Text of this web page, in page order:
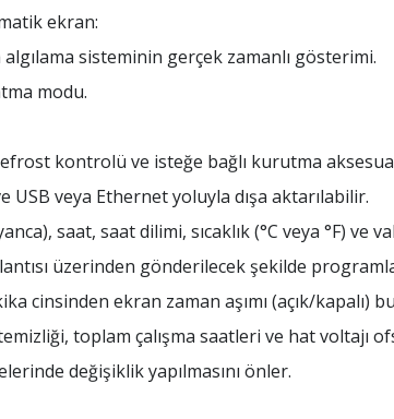
ekran:
sisteminin gerçek zamanlı gösterimi.
modu.
kontrolü ve isteğe bağlı kurutma
veya Ethernet yoluyla dışa aktarılabilir.
saat, saat dilimi, sıcaklık (°C veya °F)
üzerinden gönderilecek şekilde
cinsinden ekran zaman aşımı (açık/kapalı)
toplam çalışma saatleri ve hat voltajı
değişiklik yapılmasını önler.